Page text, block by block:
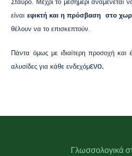
Σταυρό. Μέχρι το μεσημέρι αναμένεται
είναι εφικτή και η πρόσβαση στο
θέλουν να το επισκεπτούν.
Πάντα όμως με ιδιαίτερη προσοχή και
αλυσίδες για κάθε ενδεχόμενο.
Γλωσσολογικά